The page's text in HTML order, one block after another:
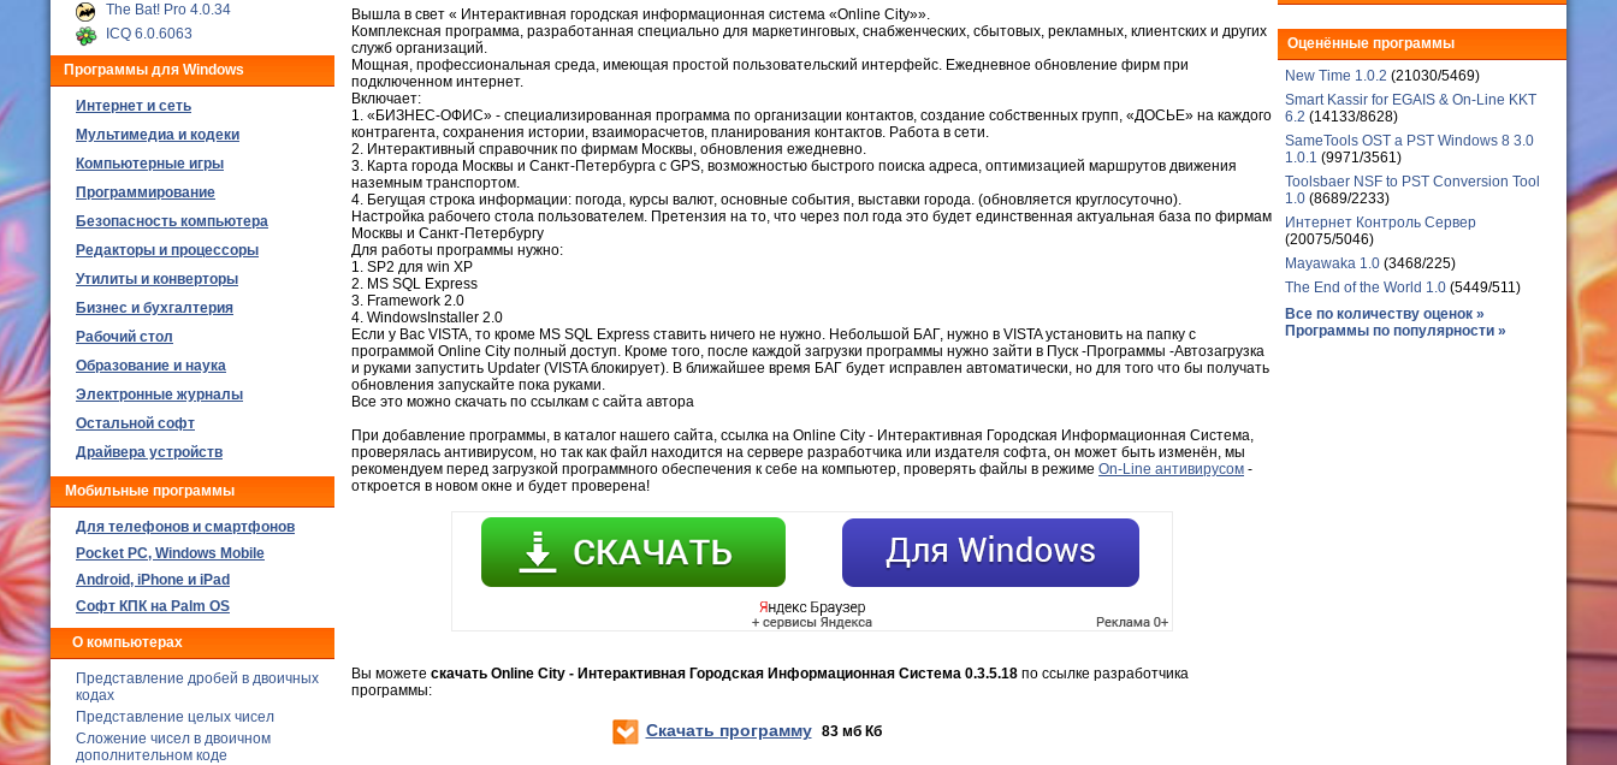
The Bat! Pro 4.0.34
ICQ 6.0.6063
Программы для Windows
Интернет и сеть
Мультимедиа и кодеки
Компьютерные игры
Программирование
Безопасность компьютера
Редакторы и процессоры
Утилиты и конверторы
Бизнес и бухгалтерия
Рабочий стол
Образование и наука
Электронные журналы
Остальной софт
Драйвера устройств
Мобильные программы
Для телефонов и смартфонов
Poсket PC, Windows Mobile
Android, iPhone и iPad
Софт КПК на Palm OS
О компьютерах
Представление дробей в двоичных
кодах
Представление целых чисел
Сложение чисел в двоичном
дополнительном коде
Вышла в свет « Интерактивная городская информационная система «Online City»».
Комплексная программа, разработанная специально для маркетинговых, снабженческих, сбытовых, рекламных, клиентских и других
служб организаций.
Мощная, профессиональная среда, имеющая простой пользовательский интерфейс. Ежедневное обновление фирм при
подключенном интернет.
Включает:
1. «БИЗНЕС-ОФИС» - специализированная программа по организации контактов, создание собственных групп, «ДОСЬЕ» на каждого
контрагента, сохранения истории, взаиморасчетов, планирования контактов. Работа в сети.
2. Интерактивный справочник по фирмам Москвы, обновления ежедневно.
3. Карта города Москвы и Санкт-Петербурга с GPS, возможностью быстрого поиска адреса, оптимизацией маршрутов движения
наземным транспортом.
4. Бегущая строка информации: погода, курсы валют, основные события, выставки города. (обновляется круглосуточно).
Настройка рабочего стола пользователем. Претензия на то, что через пол года это будет единственная актуальная база по фирмам
Москвы и Санкт-Петербургу
Для работы программы нужно:
1. SP2 для win XP
2. MS SQL Express
3. Framework 2.0
4. WindowsInstaller 2.0
Если у Вас VISTA, то кроме MS SQL Express ставить ничего не нужно. Небольшой БАГ, нужно в VISTA установить на папку с
программой Online City полный доступ. Кроме того, после каждой загрузки программы нужно зайти в Пуск -Программы -Автозагрузка
и руками запустить Updater (VISTA блокирует). В ближайшее время БАГ будет исправлен автоматически, но для того что бы получать
обновления запускайте пока руками.
Все это можно скачать по ссылкам с сайта автора
При добавление программы, в каталог нашего сайта, ссылка на Online City - Интерактивная Городская Информационная Система,
проверялась антивирусом, но так как файл находится на сервере разработчика или издателя софта, он может быть изменён, мы
рекомендуем перед загрузкой программного обеспечения к себе на компьютер, проверять файлы в режиме On-Line антивирусом -
откроется в новом окне и будет проверена!
Вы можете скачать Online City - Интерактивная Городская Информационная Система 0.3.5.18 по ссылке разработчика
программы:
Скачать программу 83 мб Кб
Оценённые программы
New Time 1.0.2 (21030/5469)
Smart Kassir for EGAIS & On-Line KKT
6.2 (14133/8628)
SameTools OST a PST Windows 8 3.0
1.0.1 (9971/3561)
Toolsbaer NSF to PST Conversion Tool
1.0 (8689/2233)
Интернет Контроль Сервер
(20075/5046)
Mayawaka 1.0 (3468/225)
The End of the World 1.0 (5449/511)
Все по количеству оценок »
Программы по популярности »